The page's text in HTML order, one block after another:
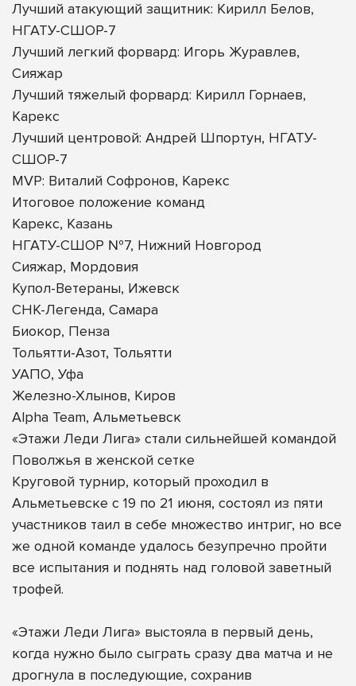
Лучший атакующий защитник: Кирилл Белов,
НГАТУ-СШОР-7
Лучший легкий форвард: Игорь Журавлев,
Сияжар
Лучший тяжелый форвард: Кирилл Горнаев,
Карекс
Лучший центровой: Андрей Шпортун, НГАТУ-
СШОР-7
MVP: Виталий Софронов, Карекс
Итоговое положение команд
Карекс, Казань
НГАТУ-СШОР №7, Нижний Новгород
Сияжар, Мордовия
Купол-Ветераны, Ижевск
СНК-Легенда, Самара
Биокор, Пенза
Тольятти-Азот, Тольятти
УАПО, Уфа
Железно-Хлынов, Киров
Alpha Team, Альметьевск
«Этажи Леди Лига» стали сильнейшей командой
Поволжья в женской сетке
Круговой турнир, который проходил в
Альметьевске с 19 по 21 июня, состоял из пяти
участников таил в себе множество интриг, но все
же одной команде удалось безупречно пройти
все испытания и поднять над головой заветный
трофей.
«Этажи Леди Лига» выстояла в первый день,
когда нужно было сыграть сразу два матча и не
дрогнула в последующие, сохранив